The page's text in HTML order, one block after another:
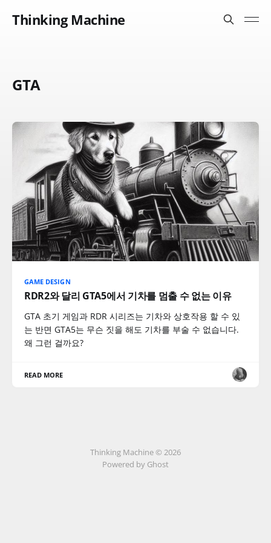
Thinking Machine
GTA
GAME DESIGN
RDR2와 달리 GTA5에서 기차를 멈출 수 없는 이유
GTA 초기 게임과 RDR 시리즈는 기차와 상호작용 할 수 있
는 반면 GTA5는 무슨 짓을 해도 기차를 부술 수 없습니다.
왜 그런 걸까요?
READ MORE
Thinking Machine © 2026
Powered by Ghost